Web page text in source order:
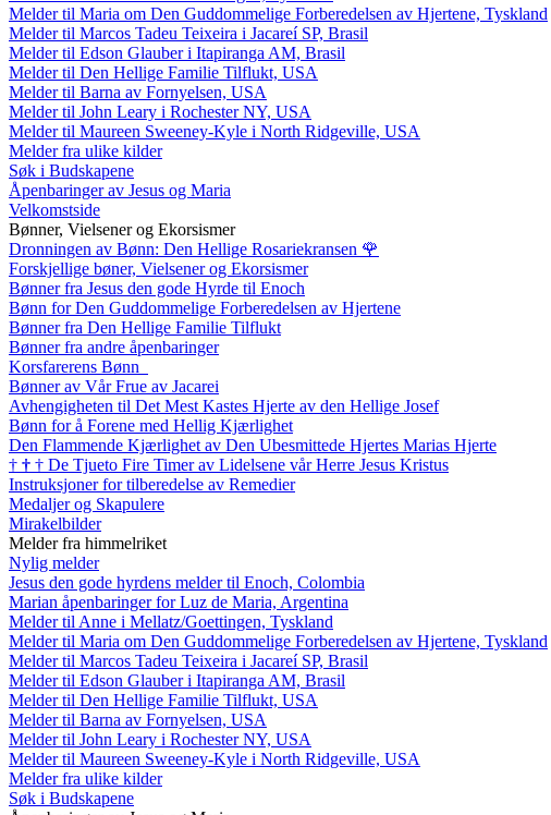
Melder til Maria om Den Guddommelige Forberedelsen av Hjertene, Tyskland
Melder til Marcos Tadeu Teixeira i Jacareí SP, Brasil
Melder til Edson Glauber i Itapiranga AM, Brasil
Melder til Den Hellige Familie Tilflukt, USA
Melder til Barna av Fornyelsen, USA
Melder til John Leary i Rochester NY, USA
Melder til Maureen Sweeney-Kyle i North Ridgeville, USA
Melder fra ulike kilder
Søk i Budskapene
Åpenbaringer av Jesus og Maria
Velkomstside
Bønner, Vielsener og Ekorsismer
Dronningen av Bønn: Den Hellige Rosariekransen 🌹
Forskjellige bøner, Vielsener og Ekorsismer
Bønner fra Jesus den gode Hyrde til Enoch
Bønn for Den Guddommelige Forberedelsen av Hjertene
Bønner fra Den Hellige Familie Tilflukt
Bønner fra andre åpenbaringer
Korsfarerens Bønn
Bønner av Vår Frue av Jacarei
Avhengigheten til Det Mest Kastes Hjerte av den Hellige Josef
Bønn for å Forene med Hellig Kjærlighet
Den Flammende Kjærlighet av Den Ubesmittede Hjertes Marias Hjerte
† † † De Tjueto Fire Timer av Lidelsene vår Herre Jesus Kristus
Instruksjoner for tilberedelse av Remedier
Medaljer og Skapulere
Mirakelbilder
Melder fra himmelriket
Nylig melder
Jesus den gode hyrdens melder til Enoch, Colombia
Marian åpenbaringer for Luz de Maria, Argentina
Melder til Anne i Mellatz/Goettingen, Tyskland
Melder til Maria om Den Guddommelige Forberedelsen av Hjertene, Tyskland
Melder til Marcos Tadeu Teixeira i Jacareí SP, Brasil
Melder til Edson Glauber i Itapiranga AM, Brasil
Melder til Den Hellige Familie Tilflukt, USA
Melder til Barna av Fornyelsen, USA
Melder til John Leary i Rochester NY, USA
Melder til Maureen Sweeney-Kyle i North Ridgeville, USA
Melder fra ulike kilder
Søk i Budskapene